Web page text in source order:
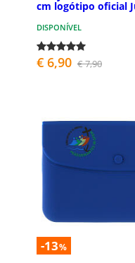
cm logótipo oficial
DISPONÍVEL
€ 6,90 € 7,90
-13%